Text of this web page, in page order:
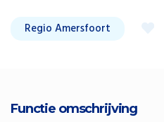
Regio Amersfoort
Functie omschrijving